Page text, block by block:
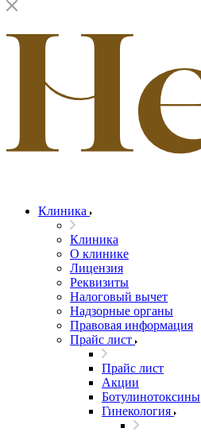
Клиника
Клиника
О клинике
Лицензия
Реквизиты
Налоговый вычет
Надзорные органы
Правовая информация
Прайс лист
Прайс лист
Акции
Ботулинотоксины
Гинекология